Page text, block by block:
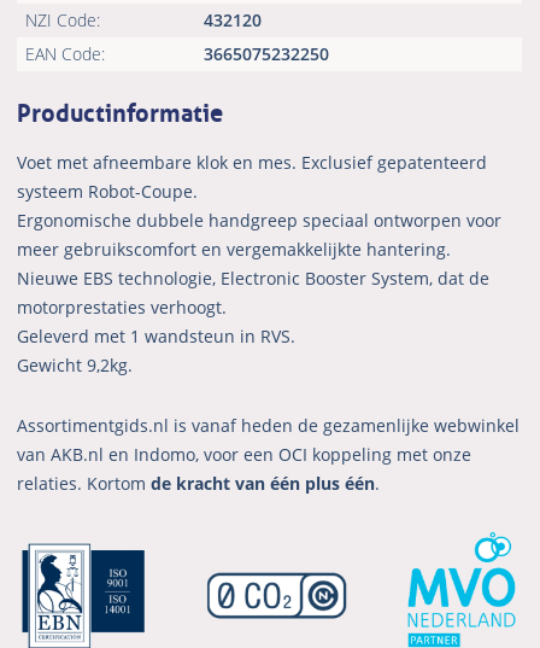
NZI Code:
432120
EAN Code:
3665075232250
Productinformatie
Voet met afneembare klok en mes. Exclusief gepatenteerd
systeem Robot-Coupe.
Ergonomische dubbele handgreep speciaal ontworpen voor
meer gebruikscomfort en vergemakkelijkte hantering.
Nieuwe EBS technologie, Electronic Booster System, dat de
motorprestaties verhoogt.
Geleverd met 1 wandsteun in RVS.
Gewicht 9,2kg.
Assortimentgids.nl is vanaf heden de gezamenlijke webwinkel
van AKB.nl en Indomo, voor een OCI koppeling met onze
relaties. Kortomde kracht van één plus één.